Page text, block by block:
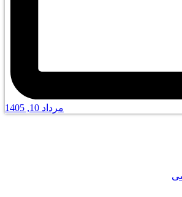
مرداد 10, 1405